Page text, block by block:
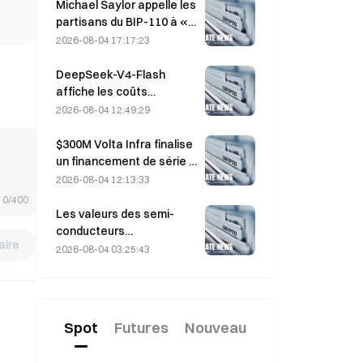
0/400
d’exercice de 330 dollars
avant l’échéance de
Michael Saylor appelle les
partisans du BIP-110 à «
se retirer », alors que le
stagne à 2,70 %
2026-08-04 17:17:23
DeepSeek-V4-Flash
affiche les coûts
d’exploitation les plus bas
modèles d’IA dans les
derniers tests de
référence
2026-08-04 12:49:29
$300M Volta Infra finalise
un financement de série A
à une valorisation de 2,4
par a16z et Altimeter
2026-08-04 12:13:33
Les valeurs des semi-
conducteurs
rebondissent après les
Western Digital et de
SanDisk au centre de
2026-08-04 03:25:43
Spot Futures Nouveau